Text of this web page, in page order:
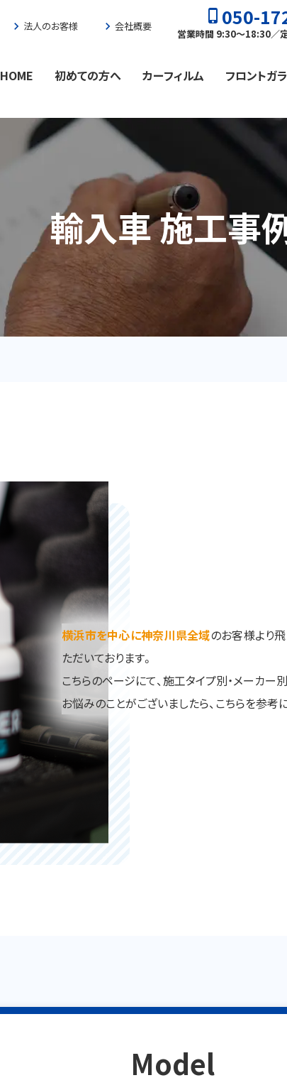
chevron_right 法人のお客様 chevron_right 会社概要
phone_iphone 050-
営業時間 9:30〜18:30／
HOME 初めての方へ カーフィルム フロントガ
輸入車 施工事
横浜市を中心に神奈川県全域のお客様より
ただいております。
こちらのページにて、施工タイプ別・メーカー
お悩みのことがございましたら、こちらを参考
Model